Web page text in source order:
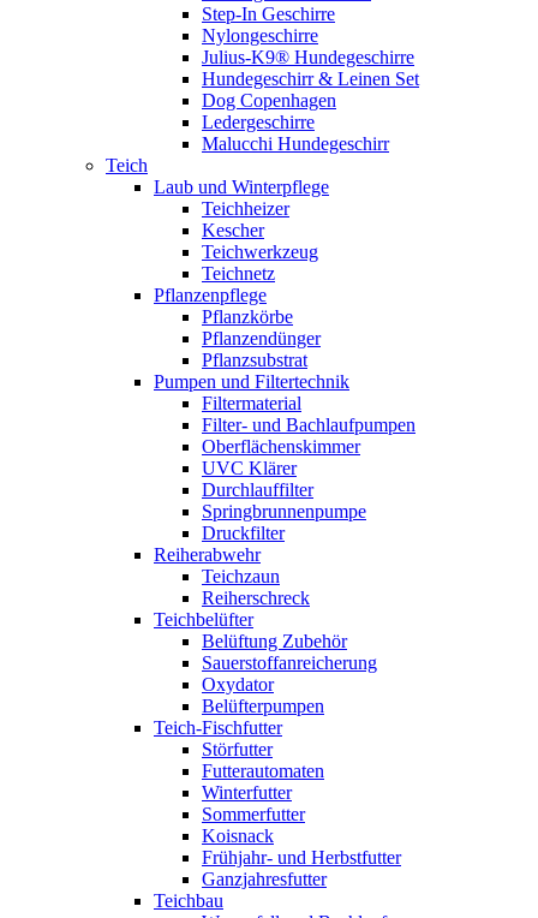
Step-In Geschirre
Nylongeschirre
Julius-K9® Hundegeschirre
Hundegeschirr & Leinen Set
Dog Copenhagen
Ledergeschirre
Malucchi Hundegeschirr
Teich
Laub und Winterpflege
Teichheizer
Kescher
Teichwerkzeug
Teichnetz
Pflanzenpflege
Pflanzkörbe
Pflanzendünger
Pflanzsubstrat
Pumpen und Filtertechnik
Filtermaterial
Filter- und Bachlaufpumpen
Oberflächenskimmer
UVC Klärer
Durchlauffilter
Springbrunnenpumpe
Druckfilter
Reiherabwehr
Teichzaun
Reiherschreck
Teichbelüfter
Belüftung Zubehör
Sauerstoffanreicherung
Oxydator
Belüfterpumpen
Teich-Fischfutter
Störfutter
Futterautomaten
Winterfutter
Sommerfutter
Koisnack
Frühjahr- und Herbstfutter
Ganzjahresfutter
Teichbau